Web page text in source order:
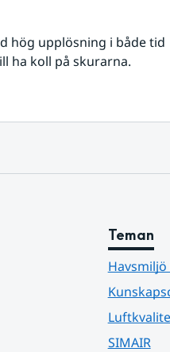
hög upplösning i både tid
ha koll på skurarna.
Teman
SIMAIR